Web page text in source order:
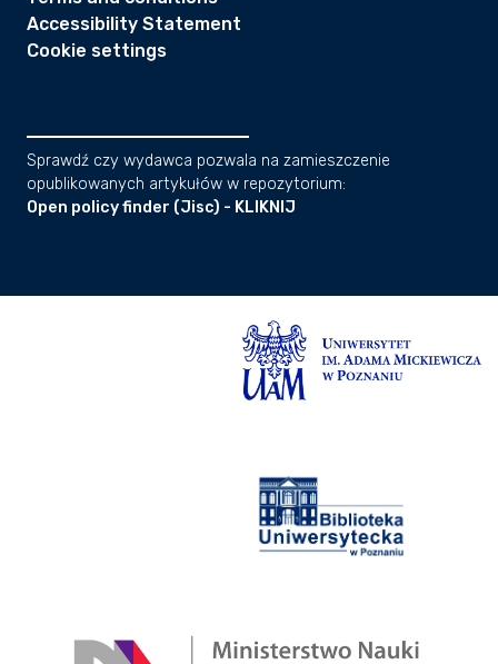
Accessibility Statement
Cookie settings
Sprawdź czy wydawca pozwala na zamieszczenie
opublikowanych artykułów w repozytorium:
Open policy finder (Jisc) - KLIKNIJ